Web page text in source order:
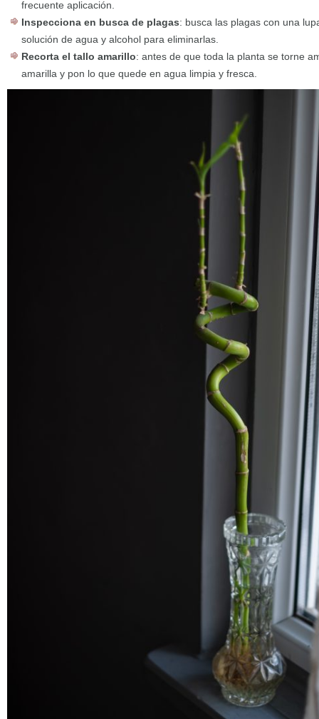
frecuente aplicación.
Inspecciona en busca de plagas: busca las plagas con una
solución de agua y alcohol para eliminarlas.
Recorta el tallo amarillo: antes de que toda la planta se torne
amarilla y pon lo que quede en agua limpia y fresca.